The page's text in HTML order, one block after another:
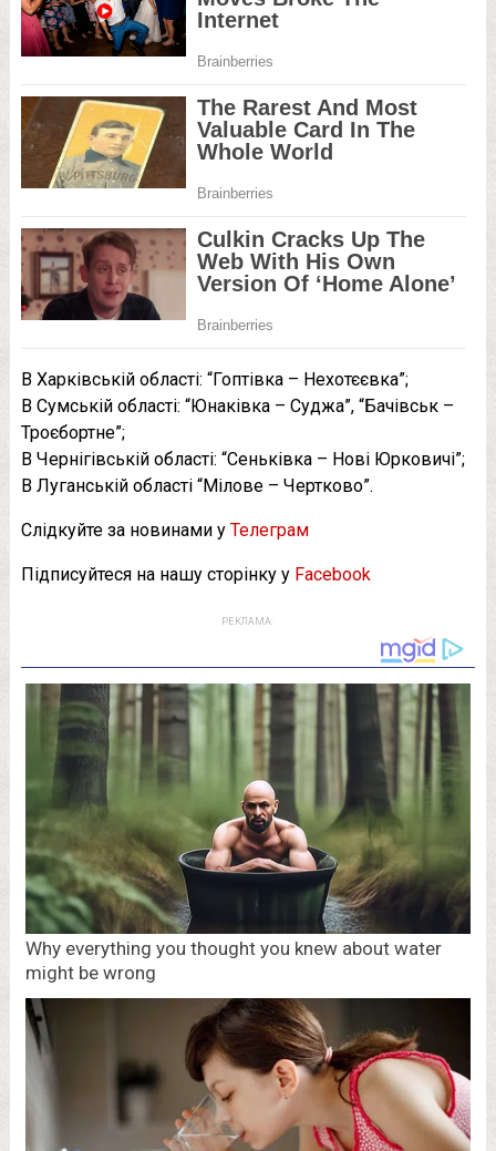
В Харківській області: “Гоптівка – Нехотєєвка”;
В Сумській області: “Юнаківка – Суджа”, “Бачівськ –
Троєбортне”;
В Чернігівській області: “Сеньківка – Нові Юрковичі”;
В Луганській області “Мілове – Чертково”.
Слідкуйте за новинами у Телеграм
Підписуйтеся на нашу сторінку у Facebook
РЕКЛАМА: